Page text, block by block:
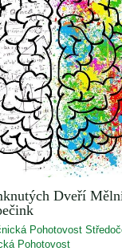
Dveří
Pohotovost
Pohotovost